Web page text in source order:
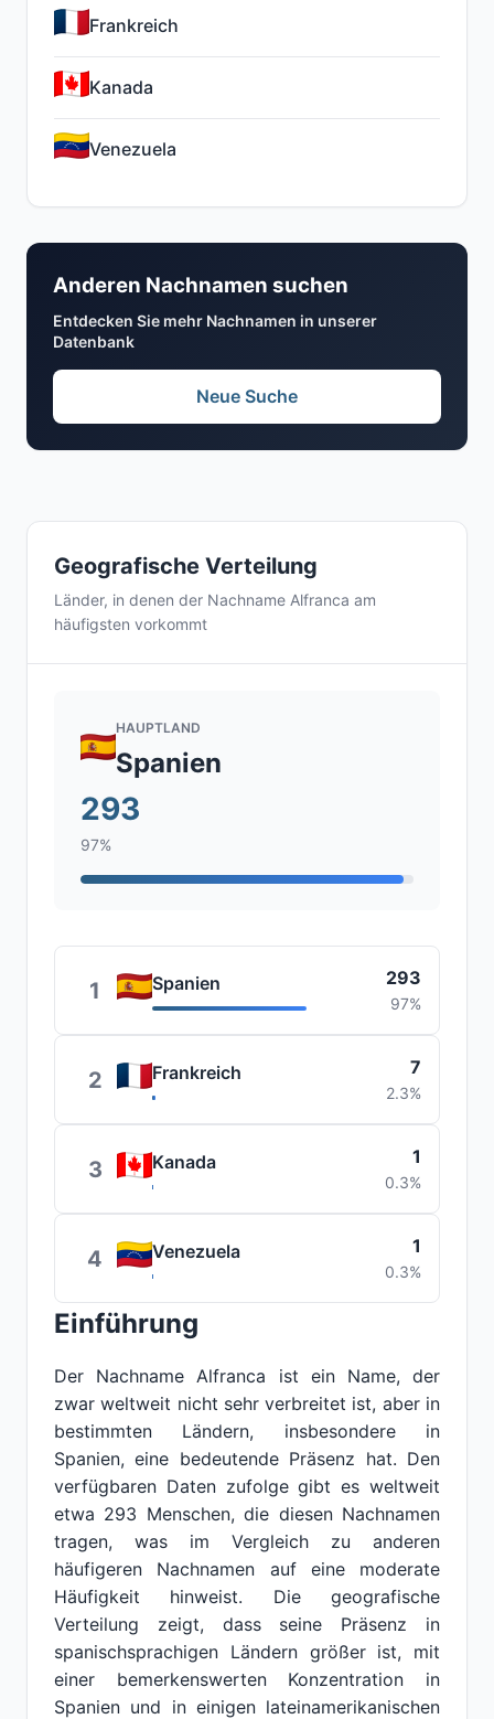
Geografische Verteilung
Länder, in denen der Nachname Alfranca am
häufigsten vorkommt
HAUPTLAND
Spanien
293
97%
1 Spanien 293
97%
2 Frankreich 7
2.3%
3 Kanada 1
0.3%
4 Venezuela 1
0.3%
Einführung
Der Nachname Alfranca ist ein Name, der
zwar weltweit nicht sehr verbreitet ist, aber in
bestimmten Ländern, insbesondere in
Spanien, eine bedeutende Präsenz hat. Den
verfügbaren Daten zufolge gibt es weltweit
etwa 293 Menschen, die diesen Nachnamen
tragen, was im Vergleich zu anderen
häufigeren Nachnamen auf eine moderate
Häufigkeit hinweist. Die geografische
Verteilung zeigt, dass seine Präsenz in
spanischsprachigen Ländern größer ist, mit
einer bemerkenswerten Konzentration in
Spanien und in einigen lateinamerikanischen
Frankreich
Kanada
Venezuela
Anderen Nachnamen suchen
Entdecken Sie mehr Nachnamen in unserer
Datenbank
Neue Suche